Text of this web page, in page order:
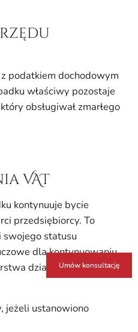
podatkiem dochodowym
właściwy pozostaje
obsługiwał zmarłego
VAT
kontynuuje bycie
przedsiębiorcy. To
swojego statusu
dla kontynuowaniu
działalności
jeżeli ustanowiono
Umów konsultację